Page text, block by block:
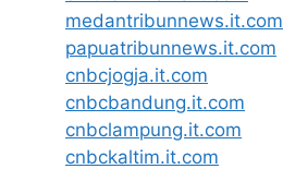
medantribunnews.it.com
papuatribunnews.it.com
cnbcjogja.it.com
cnbcbandung.it.com
cnbclampung.it.com
cnbckaltim.it.com